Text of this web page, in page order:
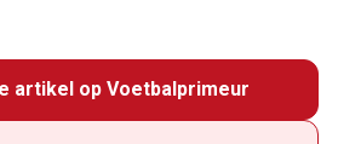
artikel op Voetbalprimeur